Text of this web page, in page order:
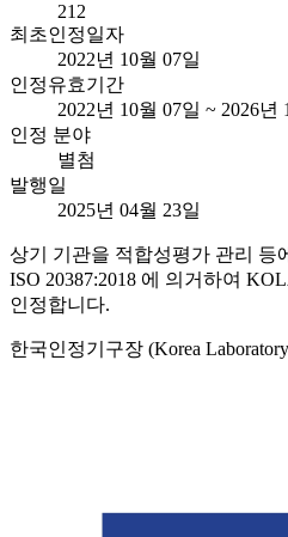
212
최초인정일자
2022년 10월 07일
인정유효기간
2022년 10월 07일 ~ 2026년
인정 분야
별첨
발행일
2025년 04월 23일
상기 기관을 적합성평가 관리 등
ISO 20387:2018 에 의거하여
인정합니다.
한국인정기구장 (Korea